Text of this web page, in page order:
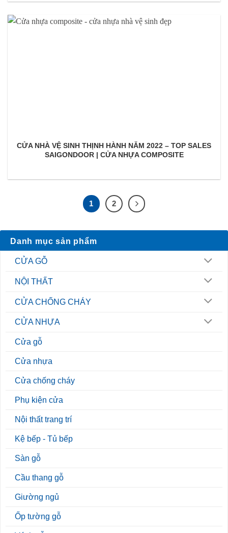
CỬA NHÀ VỆ SINH THỊNH HÀNH NĂM 2022 – TOP SALES
SAIGONDOOR | CỬA NHỰA COMPOSITE
1 2
Danh mục sản phẩm
CỬA GỖ
NỘI THẤT
CỬA CHỐNG CHÁY
CỬA NHỰA
Cửa gỗ
Cửa nhựa
Cửa chống cháy
Phụ kiện cửa
Nội thất trang trí
Kệ bếp - Tủ bếp
Sàn gỗ
Cầu thang gỗ
Giường ngủ
Ốp tường gỗ